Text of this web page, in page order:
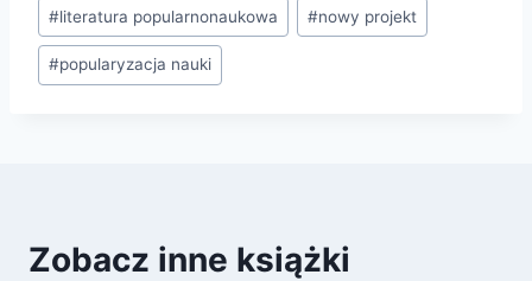
#literatura popularnonaukowa #nowy projekt
#popularyzacja nauki
Zobacz inne książki